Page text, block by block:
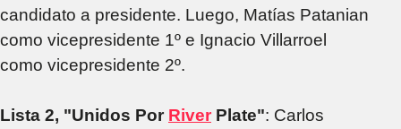
candidato a presidente. Luego, Matías Patanian
como vicepresidente 1º e Ignacio Villarroel
como vicepresidente 2º.
Lista 2, "Unidos Por River Plate": Carlos